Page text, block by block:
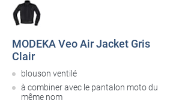
MODEKA Veo Air Jacket Gris
Clair
blouson ventilé
à combiner avec le pantalon moto du
même nom